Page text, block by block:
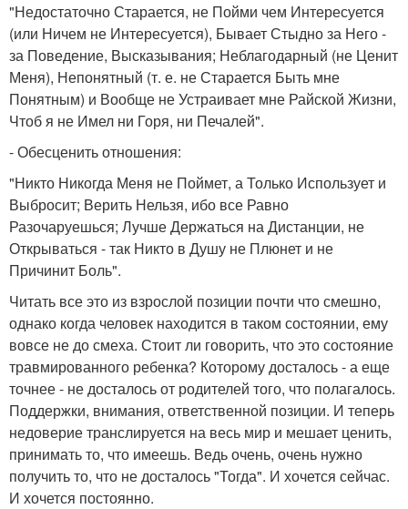
"Недостаточно Старается, не Пойми чем Интересуется
(или Ничем не Интересуется), Бывает Стыдно за Него -
за Поведение, Высказывания; Неблагодарный (не Ценит
Меня), Непонятный (т. е. не Старается Быть мне
Понятным) и Вообще не Устраивает мне Райской Жизни,
Чтоб я не Имел ни Горя, ни Печалей".
- Обесценить отношения:
"Никто Никогда Меня не Поймет, а Только Использует и
Выбросит; Верить Нельзя, ибо все Равно
Разочаруешься; Лучше Держаться на Дистанции, не
Открываться - так Никто в Душу не Плюнет и не
Причинит Боль".
Читать все это из взрослой позиции почти что смешно,
однако когда человек находится в таком состоянии, ему
вовсе не до смеха. Стоит ли говорить, что это состояние
травмированного ребенка? Которому досталось - а еще
точнее - не досталось от родителей того, что полагалось.
Поддержки, внимания, ответственной позиции. И теперь
недоверие транслируется на весь мир и мешает ценить,
принимать то, что имеешь. Ведь очень, очень нужно
получить то, что не досталось "Тогда". И хочется сейчас.
И хочется постоянно.